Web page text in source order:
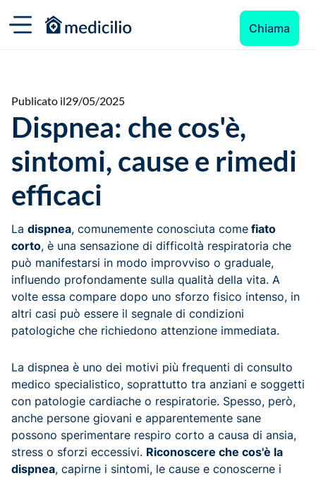
Chiama
Publicato il29/05/2025
Dispnea: che cos'è,
sintomi, cause e rimedi
efficaci
La dispnea, comunemente conosciuta come fiato
corto, è una sensazione di difficoltà respiratoria che
può manifestarsi in modo improvviso o graduale,
influendo profondamente sulla qualità della vita. A
volte essa compare dopo uno sforzo fisico intenso, in
altri casi può essere il segnale di condizioni
patologiche che richiedono attenzione immediata.
La dispnea è uno dei motivi più frequenti di consulto
medico specialistico, soprattutto tra anziani e soggetti
con patologie cardiache o respiratorie. Spesso, però,
anche persone giovani e apparentemente sane
possono sperimentare respiro corto a causa di ansia,
stress o sforzi eccessivi. Riconoscere che cos'è la
dispnea, capirne i sintomi, le cause e conoscerne i